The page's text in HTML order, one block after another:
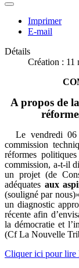
Imprimer
E-mail
Détails
Création : 11
A propos de
Le vendredi
commission
réformes
commission, a-t-il
un projet (de
adéquates aux
(souligné par
un diagnostic
récente afin
la démocratie et
(Cf La Nouvelle
Cliquer ici pour lire